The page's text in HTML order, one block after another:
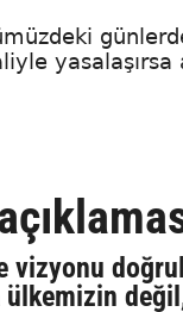
vizyonu
ülkemizin